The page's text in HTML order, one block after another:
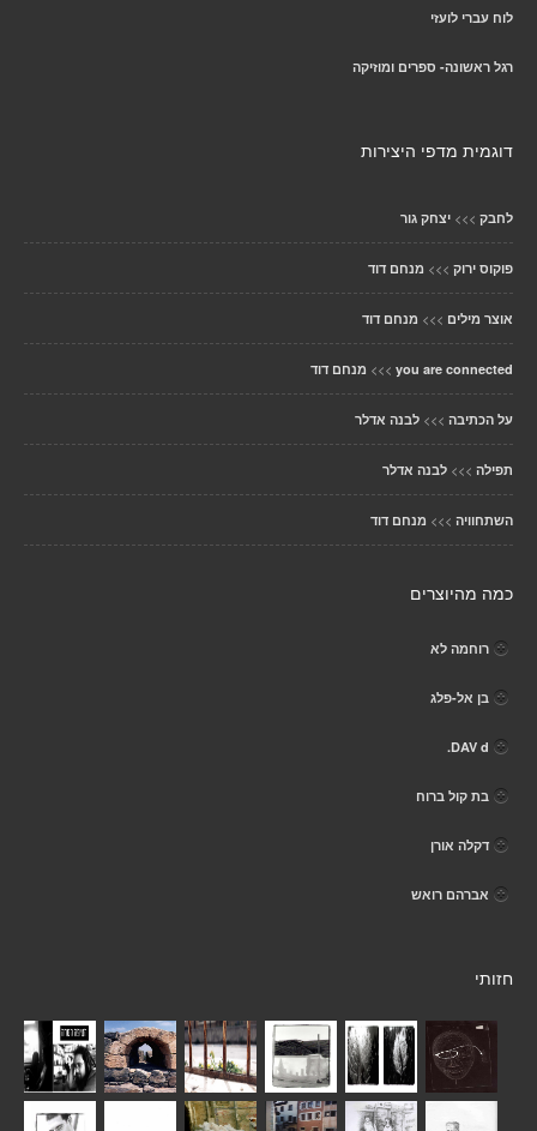
לוח עברי לועזי
רגל ראשונה- ספרים ומוזיקה
דוגמית מדפי היצירות
לחבק >>> יצחק גור
פוקוס ירוק >>> מנחם דוד
אוצר מילים >>> מנחם דוד
you are connected
>>> מנחם דוד
על הכתיבה >>> לבנה אדלר
תפילה >>> לבנה אדלר
השתחוויה >>> מנחם דוד
כמה מהיוצרים
רוחמה לא
בן אל-פלג
DAV d.
בת קול ברוח
דקלה אורן
אברהם רואש
חזותי